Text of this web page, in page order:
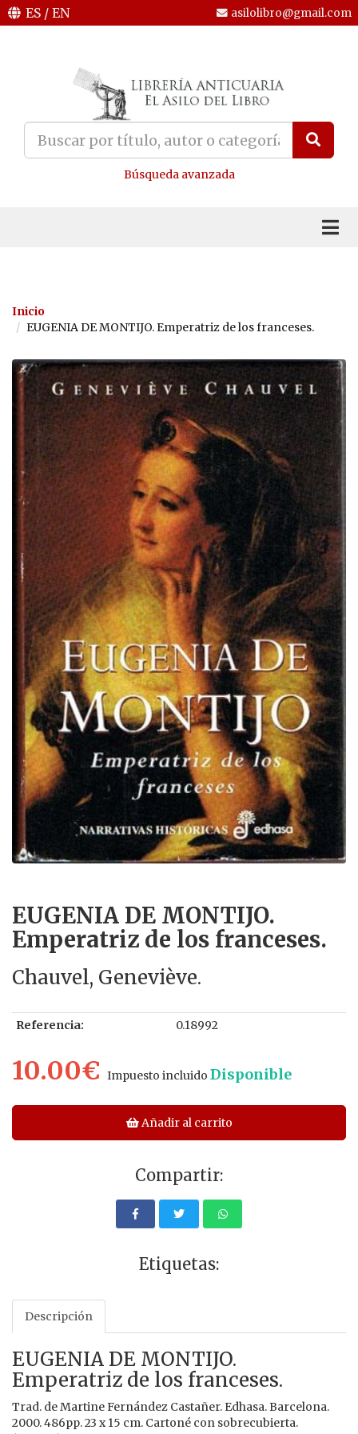
ES / EN asilolibro@gmail.com
Búsqueda avanzada
Inicio
EUGENIA DE MONTIJO. Emperatriz de los franceses.
EUGENIA DE MONTIJO.
Emperatriz de los franceses.
Chauvel, Geneviève.
Referencia: 0.18992
10.00€ Impuesto incluido Disponible
Añadir al carrito
Compartir:
Etiquetas:
Descripción
EUGENIA DE MONTIJO.
Emperatriz de los franceses.
Trad. de Martine Fernández Castañer. Edhasa. Barcelona.
2000. 486pp. 23 x 15 cm. Cartoné con sobrecubierta.